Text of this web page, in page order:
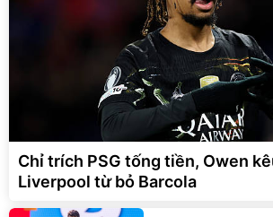
Chỉ trích PSG tống tiền, Owen
Liverpool từ bỏ Barcola